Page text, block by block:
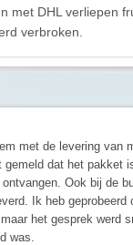
met DHL verliepen
verbroken.
met de levering van
gemeld dat het pakket
Ook bij de
Ik heb geprobeerd
het gesprek werd
was.